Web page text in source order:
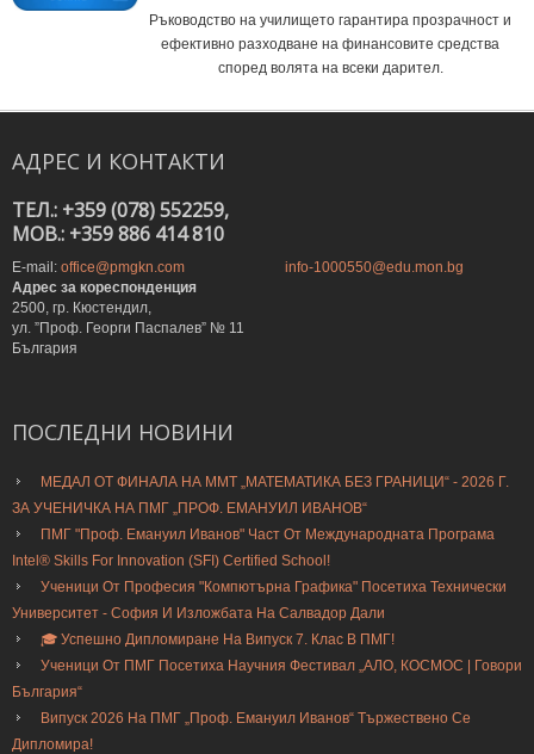
Ръководство на училището гарантира прозрачност и
ефективно разходване на финансовите средства
според волята на всеки дарител.
АДРЕС И КОНТАКТИ
ТЕЛ.: +359 (078) 552259,
MOB.: +359 886 414 810
E-mail: office@pmgkn.com
info-1000550@edu.mon.bg
Адрес за кореспонденция
2500, гр. Кюстендил,
ул. ”Проф. Георги Паспалев” № 11
България
ПОСЛЕДНИ НОВИНИ
МЕДАЛ ОТ ФИНАЛА НА ММТ „МАТЕМАТИКА БЕЗ ГРАНИЦИ“ - 2026 Г.
ЗА УЧЕНИЧКА НА ПМГ „ПРОФ. ЕМАНУИЛ ИВАНОВ“
ПМГ "Проф. Емануил Иванов" Част От Международната Програма
Intel® Skills For Innovation (SFI) Certified School!
Ученици От Професия "Компютърна Графика" Посетиха Технически
Университет - София И Изложбата На Салвадор Дали
🎓 Успешно Дипломиране На Випуск 7. Клас В ПМГ!
Ученици От ПМГ Посетиха Научния Фестивал „АЛО, КОСМОС | Говори
България“
Випуск 2026 На ПМГ „Проф. Емануил Иванов“ Тържествено Се
Дипломира!